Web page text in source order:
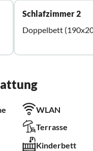
Schlafzimmer 2
Doppelbett
WLAN
Terrasse
Kinderbett